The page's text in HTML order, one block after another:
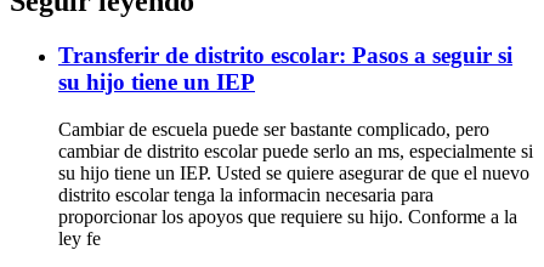
Transferir de distrito escolar: Pasos a seguir si
su hijo tiene un IEP
Cambiar de escuela puede ser bastante complicado, pero
cambiar de distrito escolar puede serlo an ms, especialmente si
su hijo tiene un IEP. Usted se quiere asegurar de que el nuevo
distrito escolar tenga la informacin necesaria para
proporcionar los apoyos que requiere su hijo. Conforme a la
ley fe